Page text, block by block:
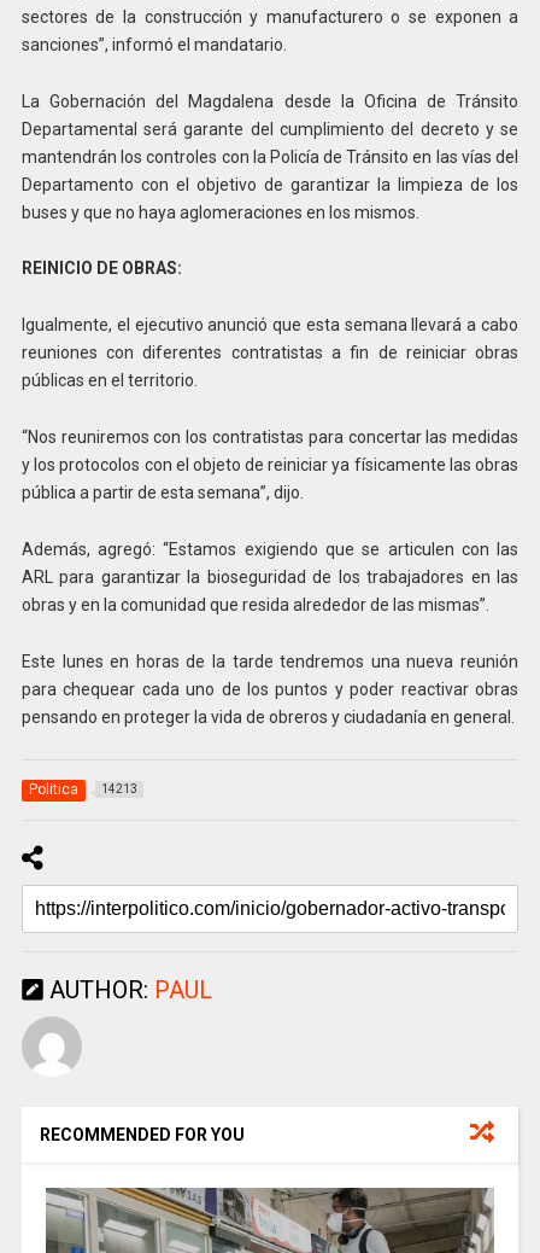
sectores de la construcción y manufacturero o se exponen a
sanciones”, informó el mandatario.
La Gobernación del Magdalena desde la Oficina de Tránsito
Departamental será garante del cumplimiento del decreto y se
mantendrán los controles con la Policía de Tránsito en las vías del
Departamento con el objetivo de garantizar la limpieza de los
buses y que no haya aglomeraciones en los mismos.
REINICIO DE OBRAS:
Igualmente, el ejecutivo anunció que esta semana llevará a cabo
reuniones con diferentes contratistas a fin de reiniciar obras
públicas en el territorio.
“Nos reuniremos con los contratistas para concertar las medidas
y los protocolos con el objeto de reiniciar ya físicamente las obras
pública a partir de esta semana”, dijo.
Además, agregó: “Estamos exigiendo que se articulen con las
ARL para garantizar la bioseguridad de los trabajadores en las
obras y en la comunidad que resida alrededor de las mismas”.
Este lunes en horas de la tarde tendremos una nueva reunión
para chequear cada uno de los puntos y poder reactivar obras
pensando en proteger la vida de obreros y ciudadanía en general.
Politica 14213
AUTHOR: PAUL
RECOMMENDED FOR YOU